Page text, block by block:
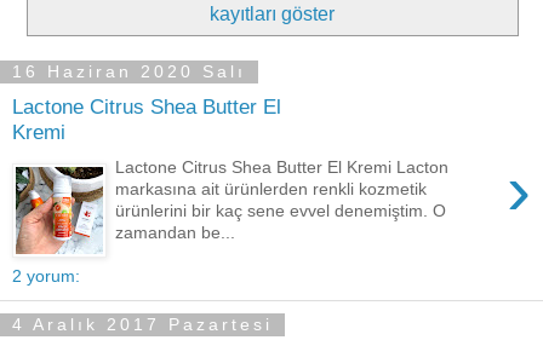
kayıtları göster
16 Haziran 2020 Salı
Lactone Citrus Shea Butter El
Kremi
›
Lactone Citrus Shea Butter El Kremi Lacton
markasına ait ürünlerden renkli kozmetik
ürünlerini bir kaç sene evvel denemiştim. O
zamandan be...
2 yorum:
4 Aralık 2017 Pazartesi